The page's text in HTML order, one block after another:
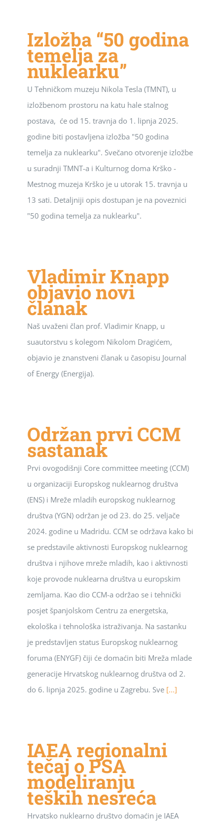
Izložba “50 godina
temelja za
nuklearku”
U Tehničkom muzeju Nikola Tesla (TMNT), u
izložbenom prostoru na katu hale stalnog
postava, će od 15. travnja do 1. lipnja 2025.
godine biti postavljena izložba "50 godina
temelja za nuklearku". Svečano otvorenje izložbe
u suradnji TMNT-a i Kulturnog doma Krško -
Mestnog muzeja Krško je u utorak 15. travnja u
13 sati. Detaljniji opis dostupan je na poveznici
"50 godina temelja za nuklearku".
Vladimir Knapp
objavio novi
članak
Naš uvaženi član prof. Vladimir Knapp, u
suautorstvu s kolegom Nikolom Dragićem,
objavio je znanstveni članak u časopisu Journal
of Energy (Energija).
Održan prvi CCM
sastanak
Prvi ovogodišnji Core committee meeting (CCM)
u organizaciji Europskog nuklearnog društva
(ENS) i Mreže mladih europskog nuklearnog
društva (YGN) održan je od 23. do 25. veljače
2024. godine u Madridu. CCM se održava kako bi
se predstavile aktivnosti Europskog nuklearnog
društva i njihove mreže mladih, kao i aktivnosti
koje provode nuklearna društva u europskim
zemljama. Kao dio CCM-a održao se i tehnički
posjet španjolskom Centru za energetska,
ekološka i tehnološka istraživanja. Na sastanku
je predstavljen status Europskog nuklearnog
foruma (ENYGF) čiji će domaćin biti Mreža mlade
generacije Hrvatskog nuklearnog društva od 2.
do 6. lipnja 2025. godine u Zagrebu. Sve [...]
IAEA regionalni
tečaj o PSA
modeliranju
teških nesreća
Hrvatsko nuklearno društvo domaćin je IAEA